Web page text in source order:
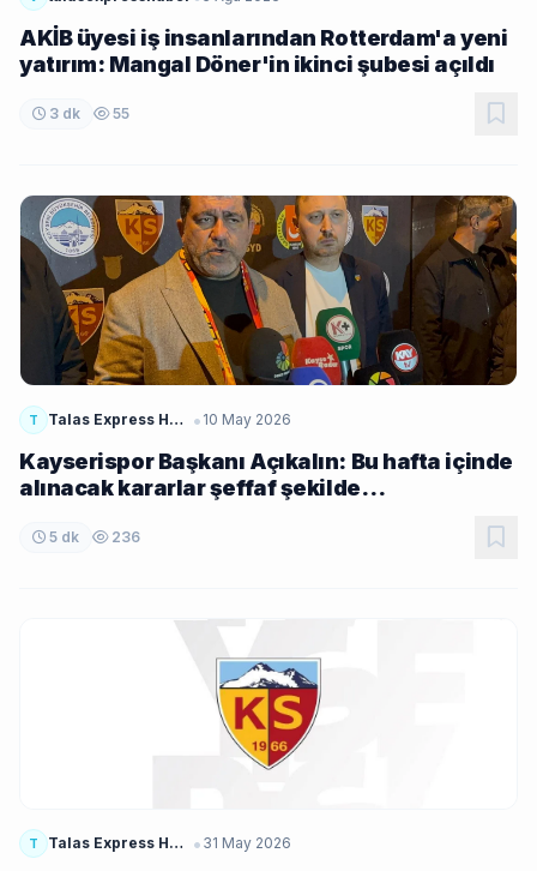
AKİB üyesi iş insanlarından Rotterdam'a yeni
yatırım: Mangal Döner'in ikinci şubesi açıldı
3 dk 55
T Talas Express Haber • 10 May 2026
Kayserispor Başkanı Açıkalın: Bu hafta içinde
alınacak kararlar şeffaf şekilde
5 dk 236
T Talas Express Haber • 31 May 2026